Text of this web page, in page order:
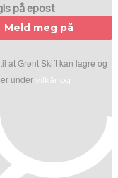
på epost
Meld meg på
at Grønt Skift kan lagre og
under vilkår og